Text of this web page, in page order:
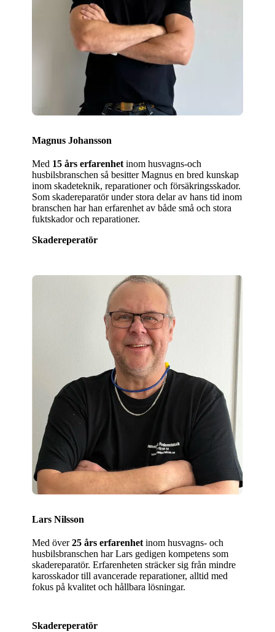
Magnus Johansson
Med 15 års erfarenhetinom husvagns-och
husbilsbranschen så besitter Magnus en bred kunskap
inom skadeteknik, reparationer och försäkringsskador.
Som skadereparatör under stora delar av hans tid inom
branschen har han erfarenhet av både små och stora
fuktskador och reparationer.
Skadereperatör
Lars Nilsson
Med över25 års erfarenhet inom husvagns- och
husbilsbranschen har Lars gedigen kompetens som
skadereparatör. Erfarenheten sträcker sig från mindre
karosskador till avancerade reparationer, alltid med
fokus på kvalitet och hållbara lösningar.
Skadereperatör